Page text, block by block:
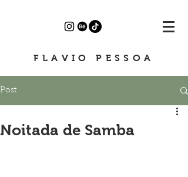
FLAVIO PESSOA
Post
Noitada de Samba